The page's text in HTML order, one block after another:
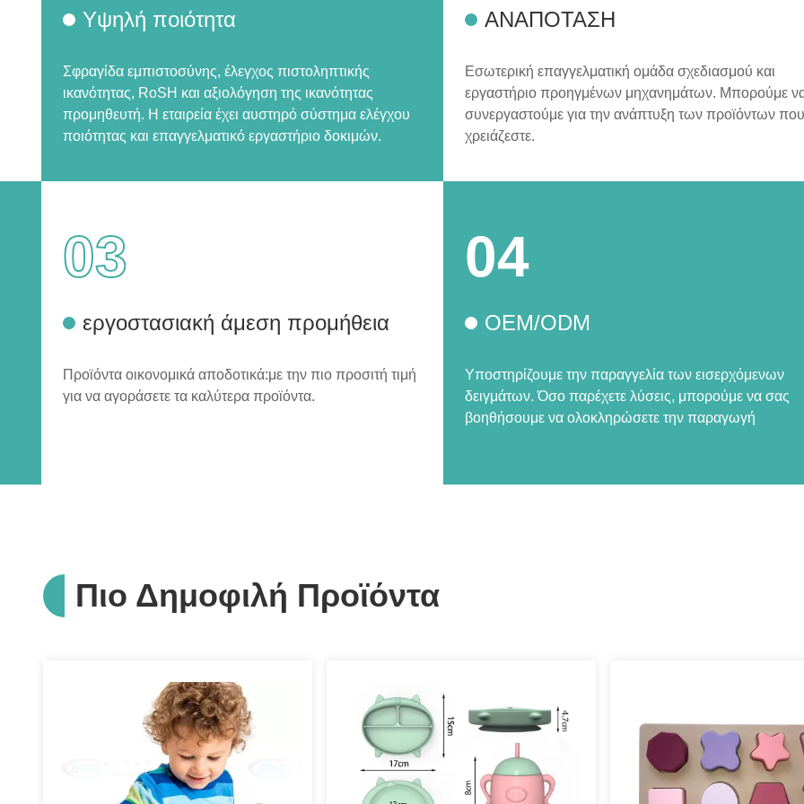
Υψηλή ποιότητα
Σφραγίδα εμπιστοσύνης, έλεγχος πιστοληπτικής
ικανότητας, RoSH και αξιολόγηση της ικανότητας
προμηθευτή. Η εταιρεία έχει αυστηρό σύστημα ελέγχου
ποιότητας και επαγγελματικό εργαστήριο δοκιμών.
ΑΝΑΠΟΤΑΣΗ
Εσωτερική επαγγελματική ομάδα σχεδιασμού και
εργαστήριο προηγμένων μηχανημάτων. Μπορούμε
συνεργαστούμε για την ανάπτυξη των προϊόντων που
χρειάζεστε.
03
εργοστασιακή άμεση προμήθεια
Προϊόντα οικονομικά αποδοτικά:με την πιο προσιτή τιμή
για να αγοράσετε τα καλύτερα προϊόντα.
04
OEM/ODM
Υποστηρίζουμε την παραγγελία των εισερχόμενων
δειγμάτων. Όσο παρέχετε λύσεις, μπορούμε να σας
βοηθήσουμε να ολοκληρώσετε την παραγωγή
Πιο Δημοφιλή Προϊόντα